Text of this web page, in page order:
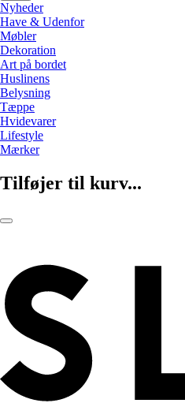
Nyheder
Have & Udenfor
Møbler
Dekoration
Art på bordet
Huslinens
Belysning
Tæppe
Hvidevarer
Lifestyle
Mærker
Tilføjer til kurv...